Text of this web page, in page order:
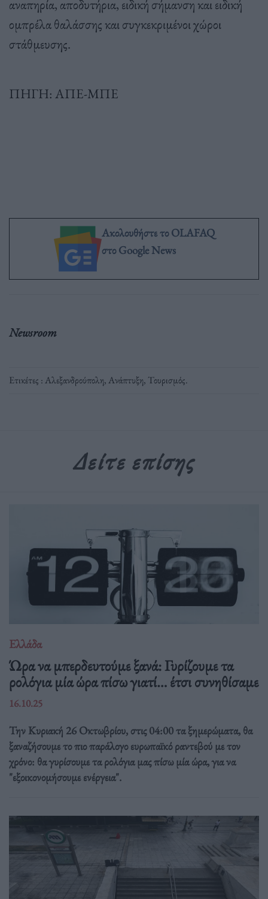
αναπηρία, αποδυτήρια, ειδική σήμανση και ειδική
ομπρέλα θαλάσσης και συγκεκριμένοι χώροι
στάθμευσης.
ΠΗΓΗ: ΑΠΕ-ΜΠΕ
Ακολουθήστε το OLAFAQ
στο Google News
Newsroom
Ετικέτες :Αλεξανδρούπολη,Ανάπτυξη, Τουρισμός.
Δείτε επίσης
Ελλάδα
Ώρα να μπερδευτούμε ξανά: Γυρίζουμε τα
ρολόγια μία ώρα πίσω γιατί… έτσι συνηθίσαμε
16.10.25
Την Κυριακή 26 Οκτωβρίου, στις 04:00 τα ξημερώματα, θα
ξαναζήσουμε το πιο παράλογο ευρωπαϊκό ραντεβού με τον
χρόνο: θα γυρίσουμε τα ρολόγια μας πίσω μία ώρα, για να
"εξοικονομήσουμε ενέργεια".